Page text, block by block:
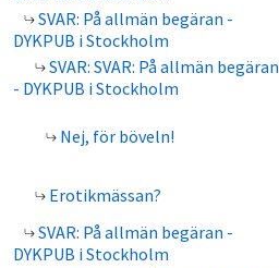
SVAR: På allmän begäran -
DYKPUB i Stockholm
SVAR: SVAR: På allmän begäran
- DYKPUB i Stockholm
Nej, för böveln!
Erotikmässan?
SVAR: På allmän begäran -
DYKPUB i Stockholm